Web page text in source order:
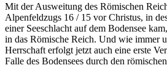
Mit der Ausweitung des Römischen
Alpenfeldzugs 16 / 15 vor Christus, in
einer Seeschlacht auf dem Bodensee
in das Römische Reich. Und wie immer
Herrschaft erfolgt jetzt auch eine erste
Falle des Bodensees durch den römischen